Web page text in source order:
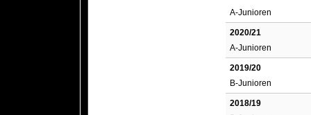
A-Junioren
2020/21
A-Junioren
2019/20
B-Junioren
2018/19